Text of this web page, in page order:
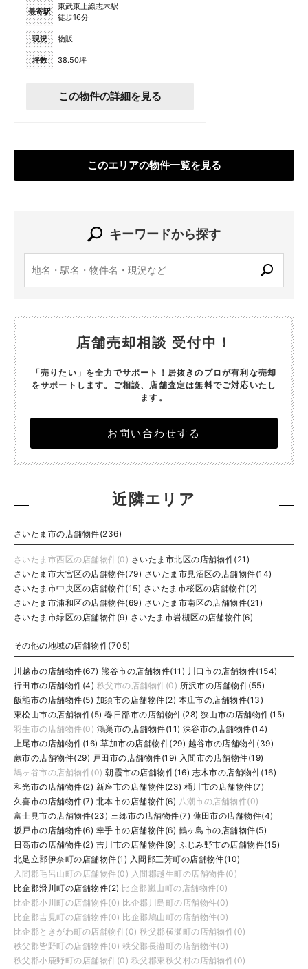
最寄駅
東武東上線志木駅
徒歩16分
現況 物販
坪数 38.50坪
この物件の詳細を見る
このエリアの物件一覧を見る
キーワードから探す
店舗売却相談 受付中！
「売りたい」を全力でサポート！居抜きのプロが有利な売却
をサポートします。 ご相談、店舗査定は無料でご対応いたし
ます。
お問い合わせする
近隣エリア
さいたま市の店舗物件(236)
さいたま市西区の店舗物件(0) さいたま市北区の店舗物件(21)
さいたま市大宮区の店舗物件(79) さいたま市見沼区の店舗物件(14)
さいたま市中央区の店舗物件(15) さいたま市桜区の店舗物件(2)
さいたま市浦和区の店舗物件(69) さいたま市南区の店舗物件(21)
さいたま市緑区の店舗物件(9) さいたま市岩槻区の店舗物件(6)
その他の地域の店舗物件(705)
川越市の店舗物件(67) 熊谷市の店舗物件(11) 川口市の店舗物件(154)
行田市の店舗物件(4) 秩父市の店舗物件(0) 所沢市の店舗物件(55)
飯能市の店舗物件(5) 加須市の店舗物件(2) 本庄市の店舗物件(13)
東松山市の店舗物件(5) 春日部市の店舗物件(28) 狭山市の店舗物件(15)
羽生市の店舗物件(0) 鴻巣市の店舗物件(11) 深谷市の店舗物件(14)
上尾市の店舗物件(16) 草加市の店舗物件(29) 越谷市の店舗物件(39)
蕨市の店舗物件(29) 戸田市の店舗物件(19) 入間市の店舗物件(19)
鳩ヶ谷市の店舗物件(0) 朝霞市の店舗物件(16) 志木市の店舗物件(16)
和光市の店舗物件(2) 新座市の店舗物件(23) 桶川市の店舗物件(7)
久喜市の店舗物件(7) 北本市の店舗物件(6) 八潮市の店舗物件(0)
富士見市の店舗物件(23) 三郷市の店舗物件(7) 蓮田市の店舗物件(4)
坂戸市の店舗物件(6) 幸手市の店舗物件(6) 鶴ヶ島市の店舗物件(5)
日高市の店舗物件(2) 吉川市の店舗物件(9) ふじみ野市の店舗物件(15)
北足立郡伊奈町の店舗物件(1) 入間郡三芳町の店舗物件(10)
入間郡毛呂山町の店舗物件(0) 入間郡越生町の店舗物件(0)
比企郡滑川町の店舗物件(2) 比企郡嵐山町の店舗物件(0)
比企郡小川町の店舗物件(0) 比企郡川島町の店舗物件(0)
比企郡吉見町の店舗物件(0) 比企郡鳩山町の店舗物件(0)
比企郡ときがわ町の店舗物件(0) 秩父郡横瀬町の店舗物件(0)
秩父郡皆野町の店舗物件(0) 秩父郡長瀞町の店舗物件(0)
秩父郡小鹿野町の店舗物件(0) 秩父郡東秩父村の店舗物件(0)